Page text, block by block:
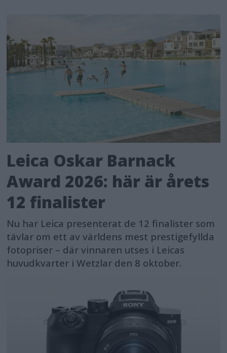
Leica Oskar Barnack
Award 2026: här är årets
12 finalister
Nu har Leica presenterat de 12 finalister som
tävlar om ett av världens mest prestigefyllda
fotopriser – där vinnaren utses i Leicas
huvudkvarter i Wetzlar den 8 oktober.